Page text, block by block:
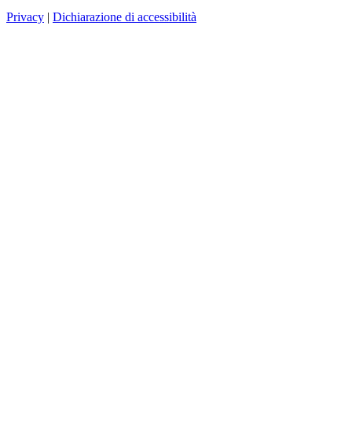
Privacy | Dichiarazione di accessibilità